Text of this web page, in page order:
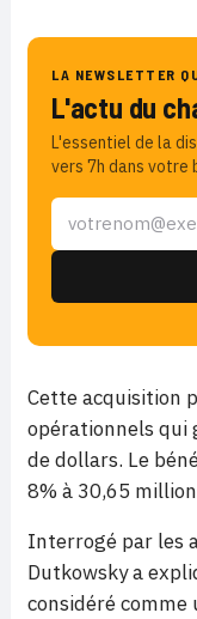
LA NEWSLETTER
L'actu du
L'essentiel de la
vers 7h dans votre
Cette acquisition
opérationnels qui
de dollars. Le
8% à 30,65
Interrogé par les
Dutkowsky a
considéré comme